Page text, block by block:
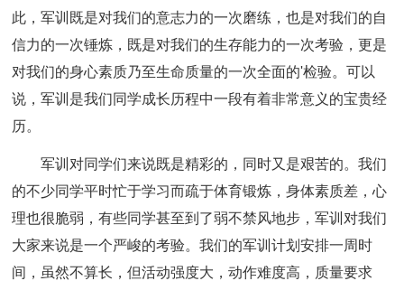
此，军训既是对我们的意志力的一次磨练，也是对我们的自
信力的一次锤炼，既是对我们的生存能力的一次考验，更是
对我们的身心素质乃至生命质量的一次全面的'检验。可以
说，军训是我们同学成长历程中一段有着非常意义的宝贵经
历。
军训对同学们来说既是精彩的，同时又是艰苦的。我们
的不少同学平时忙于学习而疏于体育锻炼，身体素质差，心
理也很脆弱，有些同学甚至到了弱不禁风地步，军训对我们
大家来说是一个严峻的考验。我们的军训计划安排一周时
间，虽然不算长，但活动强度大，动作难度高，质量要求